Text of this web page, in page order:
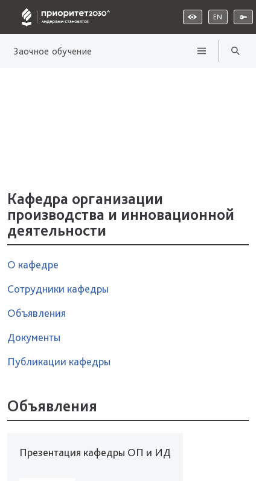
EN
Заочное обучение
Кафедра организации
производства и инновационной
деятельности
О кафедре
Сотрудники кафедры
Объявления
Документы
Публикации кафедры
Объявления
Презентация кафедры ОП и ИД